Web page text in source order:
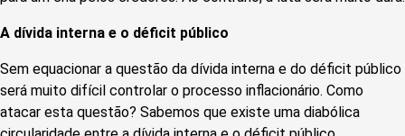
A dívida interna e o déficit público
Sem equacionar a questão da dívida interna e do déficit público
será muito difícil controlar o processo inflacionário. Como
atacar esta questão? Sabemos que existe uma diabólica